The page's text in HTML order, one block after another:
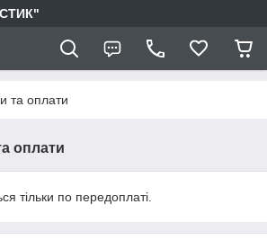
та оплати
оплати
тільки по передоплаті.